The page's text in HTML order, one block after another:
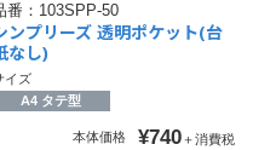
番： 103SPP-50
ンプリーズ 透明ポケット(台
なし)
イズ
A4 タテ型
本体価格 ¥740＋消費税